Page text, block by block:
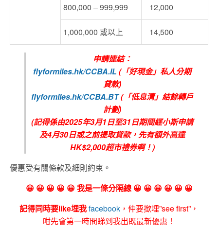
800,000 – 999,999 12,000
1,000,000 或以上 14,500
申請連結：
flyformiles.hk/CCBA.IL (「好現金」私人分期
貸款)
flyformiles.hk/CCBA.BT(「低息清」結餘轉戶
計劃)
(記得係由2025年3月1日至31日期間經小斯申請
及4月30日或之前提取貸款，先有額外高達
HK$2,000超市禮券啊！)
優惠受有關條款及細則約束。
😀 😀 😀 😀 😀 我是一條分隔線 😀 😀 😀 😀 😀 😀
記得同時要like埋我facebook ，仲要撳埋”see first”，
咁先會第一時間睇到我出既最新優惠！